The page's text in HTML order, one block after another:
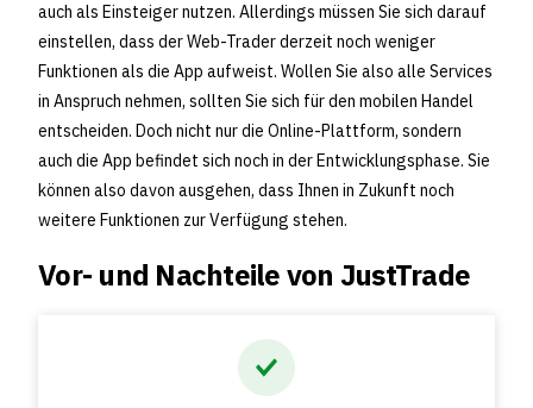
auch als Einsteiger nutzen. Allerdings müssen Sie sich darauf
einstellen, dass der Web-Trader derzeit noch weniger
Funktionen als die App aufweist. Wollen Sie also alle Services
in Anspruch nehmen, sollten Sie sich für den mobilen Handel
entscheiden. Doch nicht nur die Online-Plattform, sondern
auch die App befindet sich noch in der Entwicklungsphase. Sie
können also davon ausgehen, dass Ihnen in Zukunft noch
weitere Funktionen zur Verfügung stehen.
Vor- und Nachteile von JustTrade